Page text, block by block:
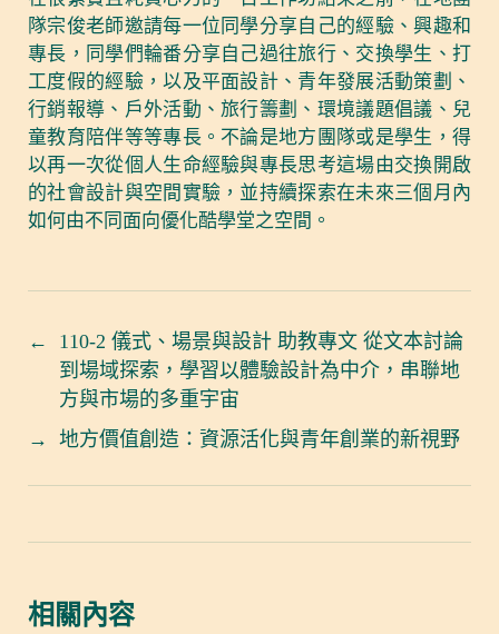
隊宗俊老師邀請每一位同學分享自己的經驗、興趣和
專長，同學們輪番分享自己過往旅行、交換學生、打
工度假的經驗，以及平面設計、青年發展活動策劃、
行銷報導、戶外活動、旅行籌劃、環境議題倡議、兒
童教育陪伴等等專長。不論是地方團隊或是學生，得
以再一次從個人生命經驗與專長思考這場由交換開啟
的社會設計與空間實驗，並持續探索在未來三個月內
如何由不同面向優化酷學堂之空間。
←
110-2 儀式、場景與設計 助教專文 從文本討論
到場域探索，學習以體驗設計為中介，串聯地
方與市場的多重宇宙
→
地方價值創造：資源活化與青年創業的新視野
相關內容